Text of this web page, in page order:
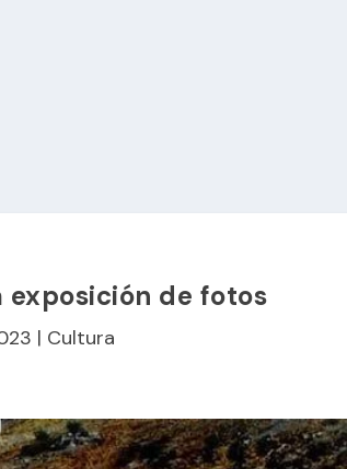
exposición de fotos
| Cultura